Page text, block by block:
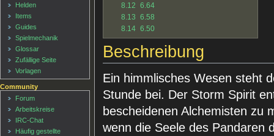
8.12 6.64
8.13 6.58
8.14 6.50
Beschreibung
Ein himmlisches Wesen steht
Stunde bei. Der Storm Spirit
bescheidenen Alchemisten zu
wenn die Seele des Pandaren
Helden
Items
Guides
Spielmechanik
Glossar
Zufällige Seite
Vorlagen
Community
Forum
Arbeitskreise
IRC-Chat
Häufig gestellte